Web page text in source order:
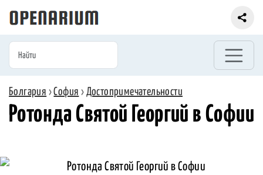
Болгария ›София › Достопримечательности
Ротонда Святой Георгий в Софии